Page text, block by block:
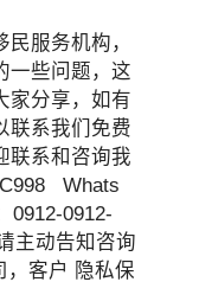
服务机构，
一些问题，这
家分享，如有
联系我们免费
联系和咨询我
Whats
0912-0912-
主动告知咨询
，客户 隐私保